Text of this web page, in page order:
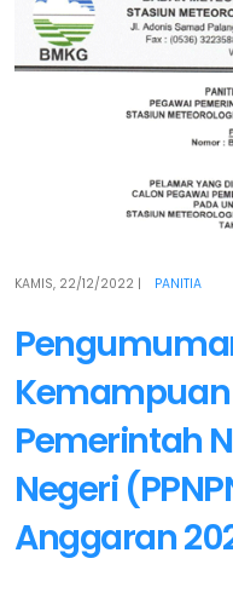
KAMIS, 22/12/2022 | PANITIA
Pemerintah
Negeri
Anggaran